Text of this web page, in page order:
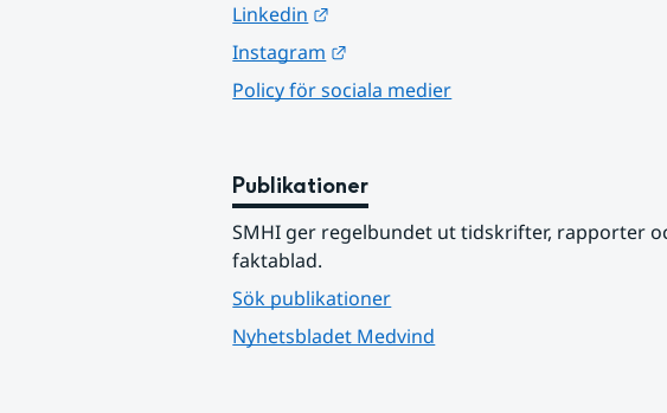
Linkedin
Instagram
Policy för sociala medier
Publikationer
SMHI ger regelbundet ut tidskrifter, rapporter
faktablad.
Sök publikationer
Nyhetsbladet Medvind